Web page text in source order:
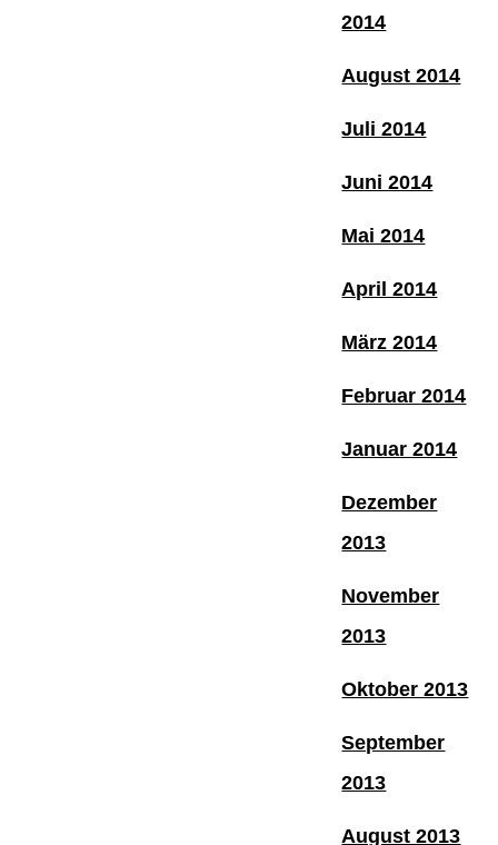
2014
August 2014
Juli 2014
Juni 2014
Mai 2014
April 2014
März 2014
Februar 2014
Januar 2014
Dezember
2013
November
2013
Oktober 2013
September
2013
August 2013